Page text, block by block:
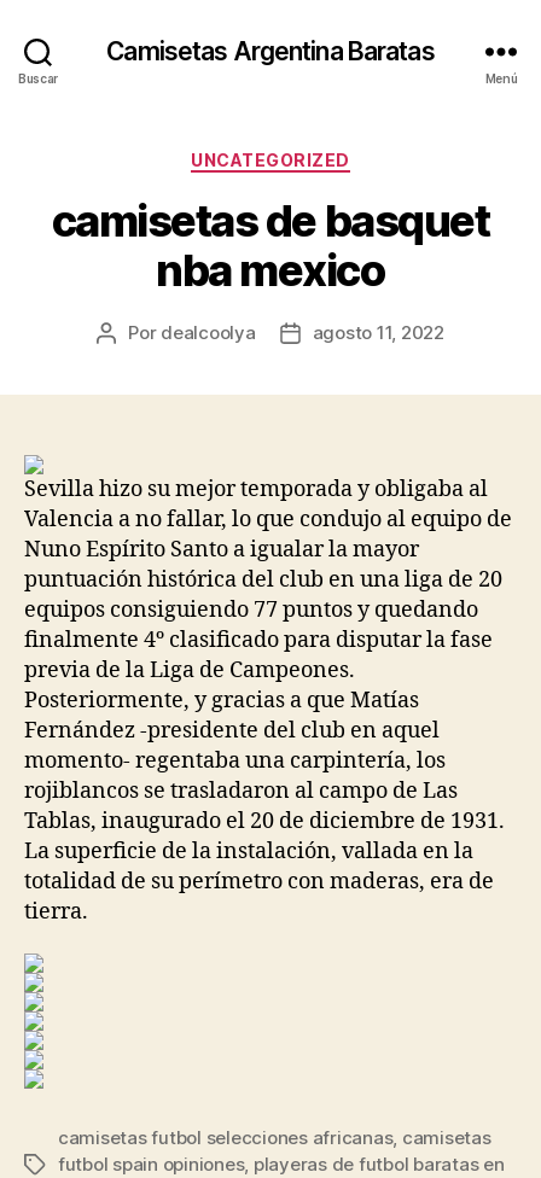
Buscar
Camisetas Argentina Baratas
Menú
Categorías
UNCATEGORIZED
camisetas de basquet
nba mexico
Autor
Por dealcoolya
Fechaagosto 11, 2022
Sevilla hizo su mejor temporada y obligaba al
Valencia a no fallar, lo que condujo al equipo de
Nuno Espírito Santo a igualar la mayor
puntuación histórica del club en una liga de 20
equipos consiguiendo 77 puntos y quedando
finalmente 4º clasificado para disputar la fase
previa de la Liga de Campeones.
Posteriormente, y gracias a que Matías
Fernández -presidente del club en aquel
momento- regentaba una carpintería, los
rojiblancos se trasladaron al campo de Las
Tablas, inaugurado el 20 de diciembre de 1931.
La superficie de la instalación, vallada en la
totalidad de su perímetro con maderas, era de
tierra.
Etiquetas
camisetas futbol selecciones africanas, camisetas
futbol spain opiniones, playeras de futbol baratas en